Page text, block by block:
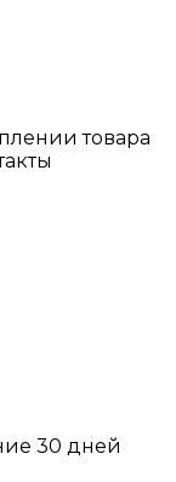
товара
30 дней